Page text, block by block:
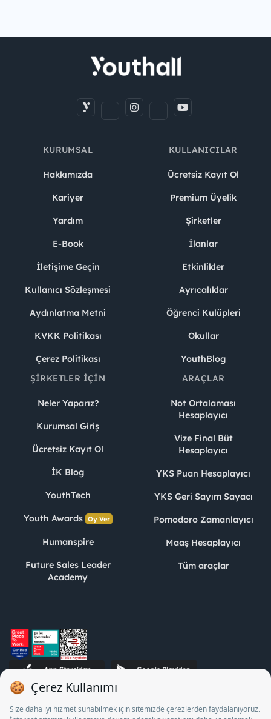
KURUMSAL
Hakkımızda
Kariyer
Yardım
E-Book
İletişime Geçin
Kullanıcı Sözleşmesi
Aydınlatma Metni
KVKK Politikası
Çerez Politikası
KULLANICILAR
Ücretsiz Kayıt Ol
Premium Üyelik
Şirketler
İlanlar
Etkinlikler
Ayrıcalıklar
Öğrenci Kulüpleri
Okullar
YouthBlog
ŞIRKETLER İÇIN
Neler Yaparız?
Kurumsal Giriş
Ücretsiz Kayıt Ol
İK Blog
YouthTech
Youth Awards Oy Ver
Humanspire
Future Sales Leader
Academy
ARAÇLAR
Not Ortalaması
Hesaplayıcı
Vize Final Büt
Hesaplayıcı
YKS Puan Hesaplayıcı
YKS Geri Sayım Sayacı
Pomodoro Zamanlayıcı
Maaş Hesaplayıcı
Tüm araçlar